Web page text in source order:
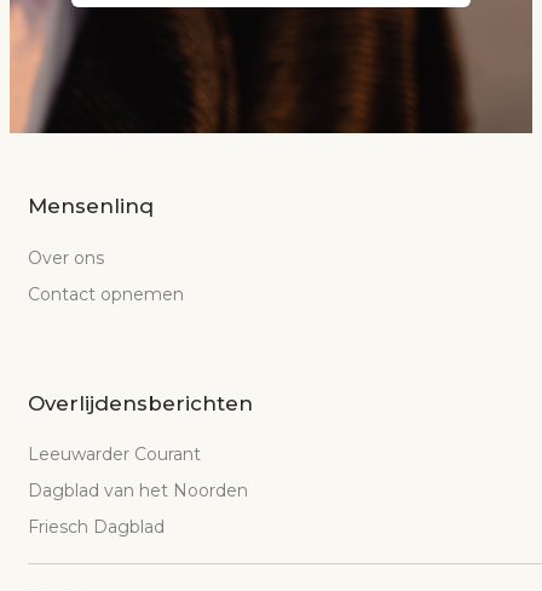
Mensenlinq
Over ons
Contact opnemen
Overlijdensberichten
Leeuwarder Courant
Dagblad van het Noorden
Friesch Dagblad